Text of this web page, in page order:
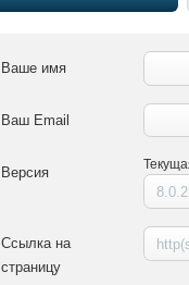
Ваше имя
Ваш Email
Версия
Ссылка на
страницу